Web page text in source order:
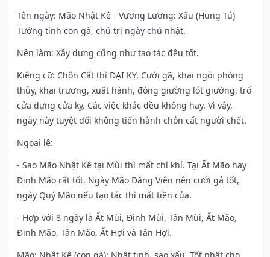
Tên ngày: Mão Nhật Kê - Vương Lương: Xấu (Hung Tú)
Tướng tinh con gà, chủ trị ngày chủ nhật.
Nên làm: Xây dựng cũng như tạo tác đều tốt.
Kiêng cữ: Chôn Cất thì ĐẠI KỴ. Cưới gã, khai ngòi phóng
thủy, khai trương, xuất hành, đóng giường lót giường, trổ
cửa dựng cửa kỵ. Các việc khác đều không hay. Vì vậy,
ngày này tuyệt đối không tiến hành chôn cất người chết.
Ngoại lệ:
- Sao Mão Nhật Kê tại Mùi thì mất chí khí. Tại Ất Mão hay
Đinh Mão rất tốt. Ngày Mão Đăng Viên nên cưới gả tốt,
ngày Quý Mão nếu tạo tác thì mất tiền của.
- Hợp với 8 ngày là Ất Mùi, Đinh Mùi, Tân Mùi, Ất Mão,
Đinh Mão, Tân Mão, Ất Hợi và Tân Hợi.